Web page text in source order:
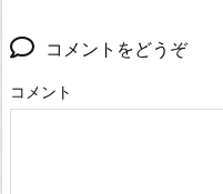
コメントをどうぞ
コメント